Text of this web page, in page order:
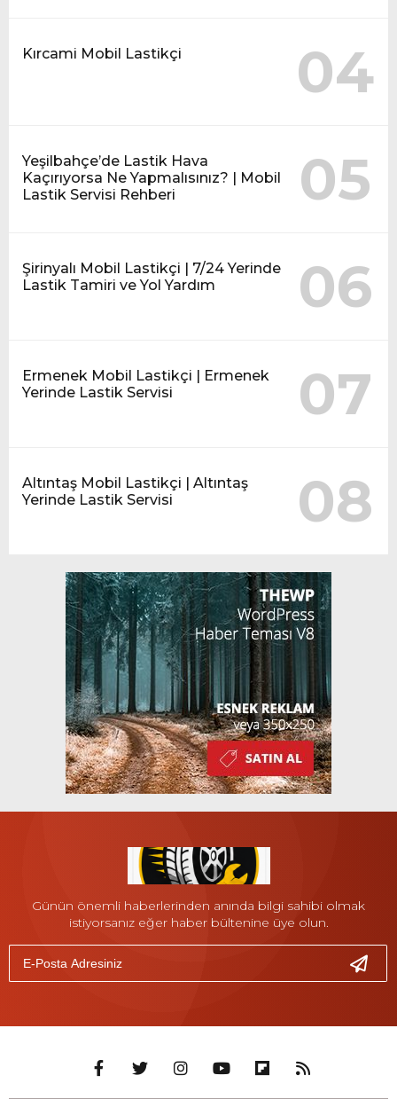
Kırcami Mobil Lastikçi 04
Yeşilbahçe’de Lastik Hava
Kaçırıyorsa Ne Yapmalısınız? | Mobil
Lastik Servisi Rehberi
05
Şirinyalı Mobil Lastikçi | 7/24 Yerinde
Lastik Tamiri ve Yol Yardım
06
Ermenek Mobil Lastikçi | Ermenek
Yerinde Lastik Servisi
07
Altıntaş Mobil Lastikçi | Altıntaş
Yerinde Lastik Servisi
08
Günün önemli haberlerinden anında bilgi sahibi olmak
istiyorsanız eğer haber bültenine üye olun.